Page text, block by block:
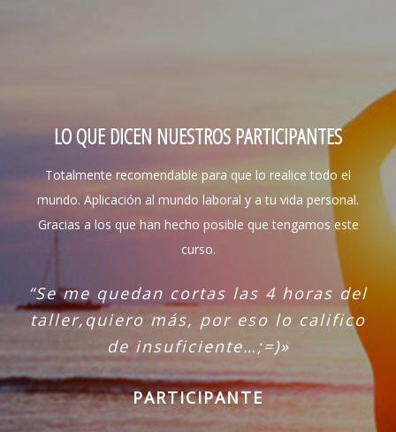
LO QUE DICEN NUESTROS PARTICIPANTES
Totalmente recomendable para que lo realice todo el
mundo. Aplicación al mundo laboral y a tu vida personal.
Gracias a los que han hecho posible que tengamos este
curso.
“Se me quedan cortas las 4 horas del
taller,quiero más, por eso lo califico
de insuficiente…;=)»
PARTICIPANTE